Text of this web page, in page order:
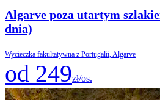
Algarve poza utartym
dnia)
Wycieczka fakultatywna z Portugalii, Algarve
od 249zł/os.